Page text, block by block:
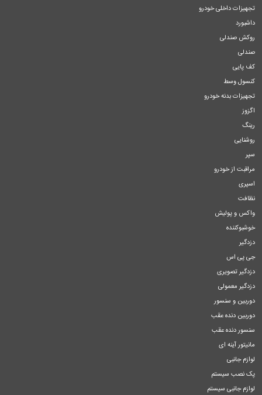
تجهیزات داخلی خودرو
داشبورد
روکش صندلی
صندلی
کف پایی
کنسول وسط
تجهیزات بدنه خودرو
اگزوز
رینگ
روشنایی
سپر
مراقبت از خودرو
اسپری
نظافت
واکس و پولیش
خوشبوکننده
دزدگیر
جی پی اس
دزدگیر تصویری
دزدگیر معمولی
دوربین و سنسور
دوربین دنده عقب
سنسور دنده عقب
مانیتور آینه ای
لوازم جانبی
پک نصب سیستم
لوازم جانبی سیستم